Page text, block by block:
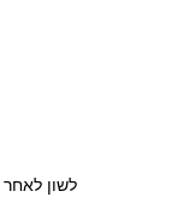
לשון לאחר